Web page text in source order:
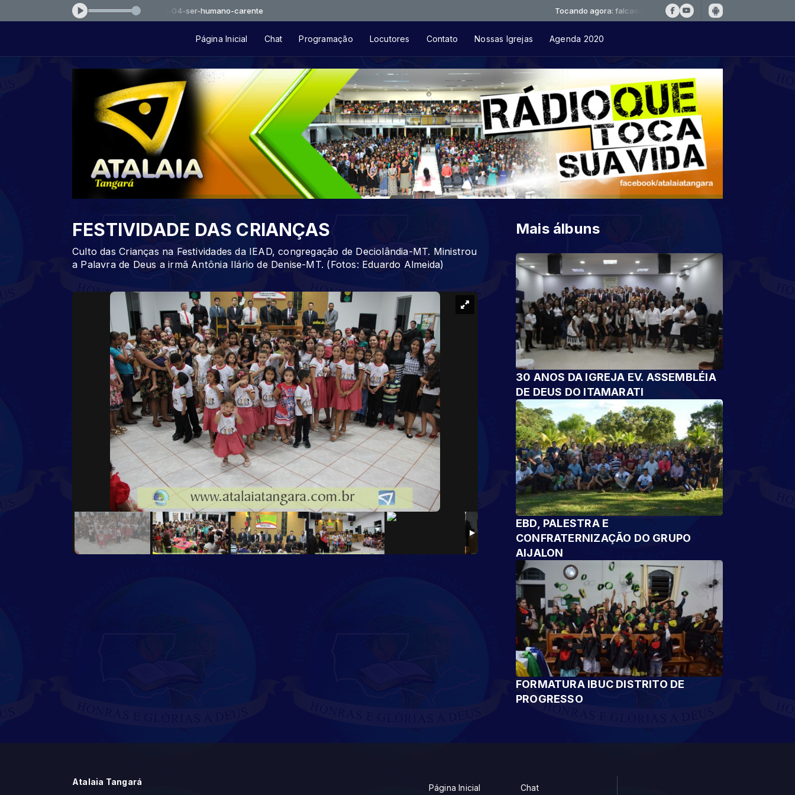
Tocando agora: falcaoejosue-04-ser-humano-carente Tocando agora: falcaoejosue-04-ser-humano-carente
Página Inicial Chat Programação Locutores Contato Nossas Igrejas Agenda 2020
FESTIVIDADE DAS CRIANÇAS
Culto das Crianças na Festividades da IEAD, congregação de Deciolândia-MT. Ministrou
a Palavra de Deus a irmã Antônia Ilário de Denise-MT. (Fotos: Eduardo Almeida)
Mais álbuns
30 ANOS DA IGREJA EV. ASSEMBLÉIA
DE DEUS DO ITAMARATI
EBD, PALESTRA E
CONFRATERNIZAÇÃO DO GRUPO
AIJALON
FORMATURA IBUC DISTRITO DE
PROGRESSO
Atalaia Tangará
Página Inicial Chat